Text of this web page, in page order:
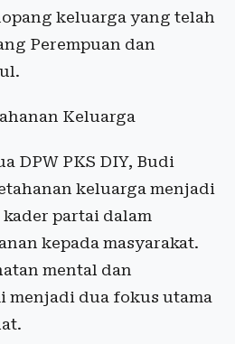
keluarga yang telah
Perempuan dan
Keluarga
DPW PKS DIY, Budi
keluarga menjadi
partai dalam
kepada masyarakat.
mental dan
menjadi dua fokus utama